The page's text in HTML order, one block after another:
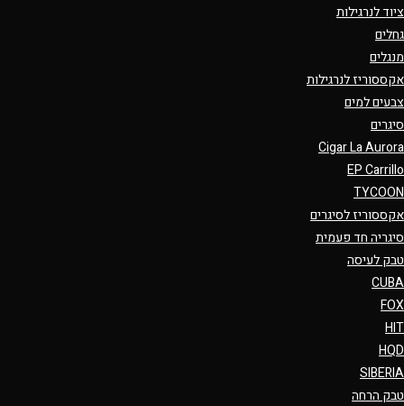
ציוד לנרגילות
גחלים
מנגלים
אקססוריז לנרגילות
צבעים למים
סיגרים
Cigar La Aurora
EP Carrillo
TYCOON
אקססוריז לסיגרים
סיגריה חד פעמית
טבק לעיסה
CUBA
FOX
HIT
HQD
SIBERIA
טבק הרחה